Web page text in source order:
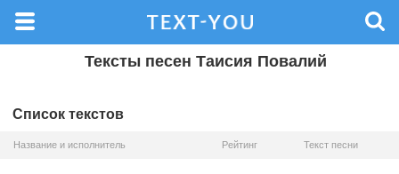
Тексты песен Таисия Повалий
Список текстов
Название и исполнитель Рейтинг Текст песни